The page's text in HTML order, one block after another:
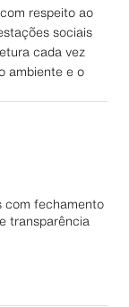
respeito ao
sociais
cada vez
ambiente e o
com fechamento
transparência